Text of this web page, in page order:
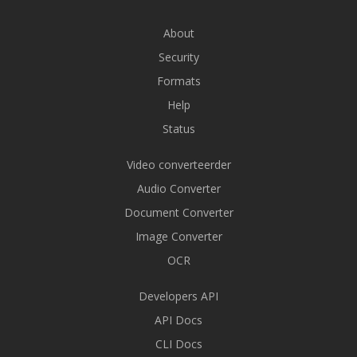
About
Security
Formats
Help
Status
Video converteerder
Audio Converter
Document Converter
Image Converter
OCR
Developers API
API Docs
CLI Docs